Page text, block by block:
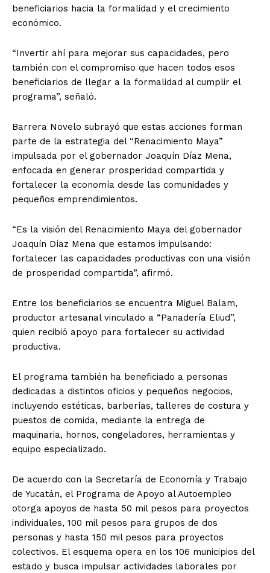
beneficiarios hacia la formalidad y el crecimiento
económico.
“Invertir ahí para mejorar sus capacidades, pero
también con el compromiso que hacen todos esos
beneficiarios de llegar a la formalidad al cumplir el
programa”, señaló.
Barrera Novelo subrayó que estas acciones forman
parte de la estrategia del “Renacimiento Maya”
impulsada por el gobernador Joaquín Díaz Mena,
enfocada en generar prosperidad compartida y
fortalecer la economía desde las comunidades y
pequeños emprendimientos.
“Es la visión del Renacimiento Maya del gobernador
Joaquín Díaz Mena que estamos impulsando:
fortalecer las capacidades productivas con una visión
de prosperidad compartida”, afirmó.
Entre los beneficiarios se encuentra Miguel Balam,
productor artesanal vinculado a “Panadería Eliud”,
quien recibió apoyo para fortalecer su actividad
productiva.
El programa también ha beneficiado a personas
dedicadas a distintos oficios y pequeños negocios,
incluyendo estéticas, barberías, talleres de costura y
puestos de comida, mediante la entrega de
maquinaria, hornos, congeladores, herramientas y
equipo especializado.
De acuerdo con la Secretaría de Economía y Trabajo
de Yucatán, el Programa de Apoyo al Autoempleo
otorga apoyos de hasta 50 mil pesos para proyectos
individuales, 100 mil pesos para grupos de dos
personas y hasta 150 mil pesos para proyectos
colectivos. El esquema opera en los 106 municipios del
estado y busca impulsar actividades laborales por